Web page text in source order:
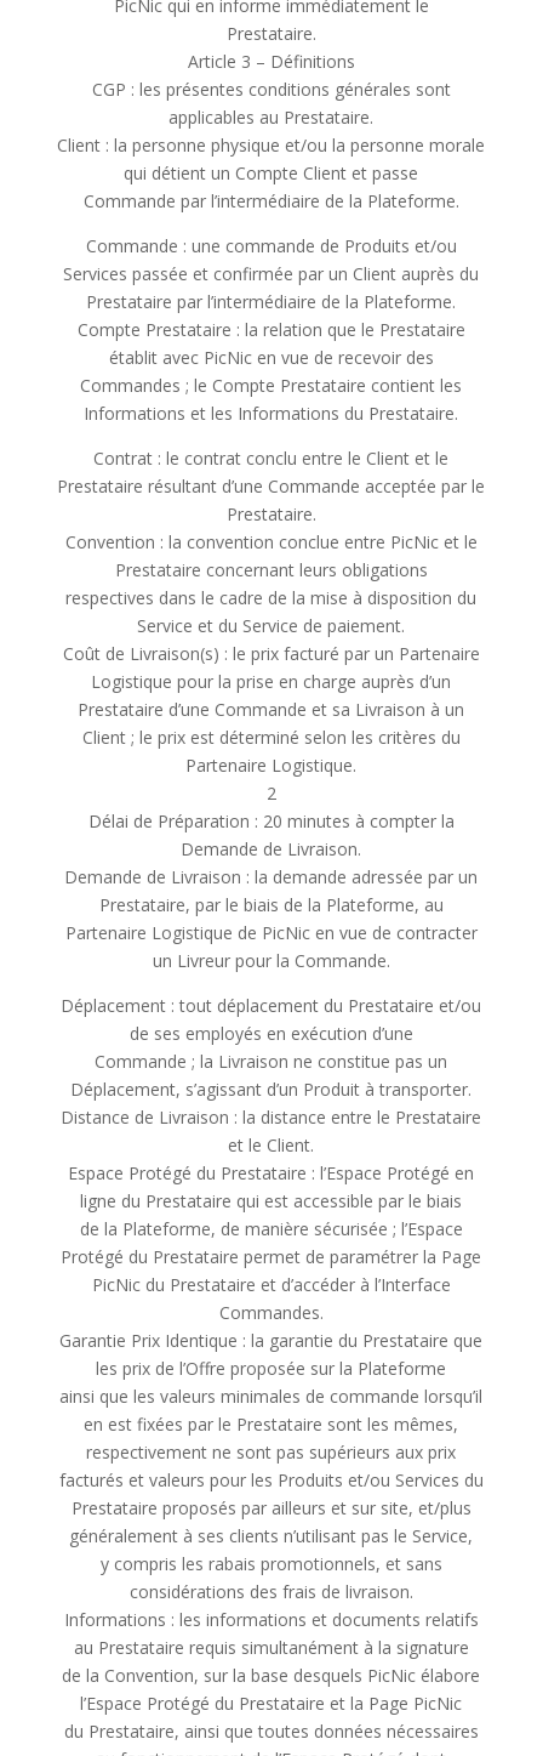
PicNic qui en informe immédiatement le
Prestataire.
Article 3 – Définitions
CGP : les présentes conditions générales sont
applicables au Prestataire.
Client : la personne physique et/ou la personne morale
qui détient un Compte Client et passe
Commande par l’intermédiaire de la Plateforme.
Commande : une commande de Produits et/ou
Services passée et confirmée par un Client auprès du
Prestataire par l’intermédiaire de la Plateforme.
Compte Prestataire : la relation que le Prestataire
établit avec PicNic en vue de recevoir des
Commandes ; le Compte Prestataire contient les
Informations et les Informations du Prestataire.
Contrat : le contrat conclu entre le Client et le
Prestataire résultant d’une Commande acceptée par le
Prestataire.
Convention : la convention conclue entre PicNic et le
Prestataire concernant leurs obligations
respectives dans le cadre de la mise à disposition du
Service et du Service de paiement.
Coût de Livraison(s) : le prix facturé par un Partenaire
Logistique pour la prise en charge auprès d’un
Prestataire d’une Commande et sa Livraison à un
Client ; le prix est déterminé selon les critères du
Partenaire Logistique.
2
Délai de Préparation : 20 minutes à compter la
Demande de Livraison.
Demande de Livraison : la demande adressée par un
Prestataire, par le biais de la Plateforme, au
Partenaire Logistique de PicNic en vue de contracter
un Livreur pour la Commande.
Déplacement : tout déplacement du Prestataire et/ou
de ses employés en exécution d’une
Commande ; la Livraison ne constitue pas un
Déplacement, s’agissant d’un Produit à transporter.
Distance de Livraison : la distance entre le Prestataire
et le Client.
Espace Protégé du Prestataire : l’Espace Protégé en
ligne du Prestataire qui est accessible par le biais
de la Plateforme, de manière sécurisée ; l’Espace
Protégé du Prestataire permet de paramétrer la Page
PicNic du Prestataire et d’accéder à l’Interface
Commandes.
Garantie Prix Identique : la garantie du Prestataire que
les prix de l’Offre proposée sur la Plateforme
ainsi que les valeurs minimales de commande lorsqu’il
en est fixées par le Prestataire sont les mêmes,
respectivement ne sont pas supérieurs aux prix
facturés et valeurs pour les Produits et/ou Services du
Prestataire proposés par ailleurs et sur site, et/plus
généralement à ses clients n’utilisant pas le Service,
y compris les rabais promotionnels, et sans
considérations des frais de livraison.
Informations : les informations et documents relatifs
au Prestataire requis simultanément à la signature
de la Convention, sur la base desquels PicNic élabore
l’Espace Protégé du Prestataire et la Page PicNic
du Prestataire, ainsi que toutes données nécessaires